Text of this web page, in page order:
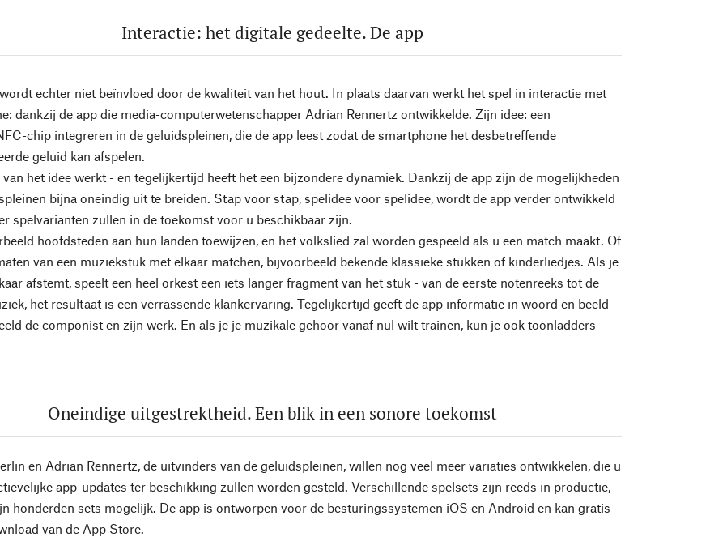
Interactie: het digitale gedeelte. De app
echter niet beïnvloed door de kwaliteit van het hout. In plaats daarvan werkt het spel in interactie met
dankzij de app die media-computerwetenschapper Adrian Rennertz ontwikkelde. Zijn idee: een
chip integreren in de geluidspleinen, die de app leest zodat de smartphone het desbetreffende
geluid kan afspelen.
het idee werkt - en tegelijkertijd heeft het een bijzondere dynamiek. Dankzij de app zijn de mogelijkheden
bijna oneindig uit te breiden. Stap voor stap, spelidee voor spelidee, wordt de app verder ontwikkeld
spelvarianten zullen in de toekomst voor u beschikbaar zijn.
hoofdsteden aan hun landen toewijzen, en het volkslied zal worden gespeeld als u een match maakt. Of
van een muziekstuk met elkaar matchen, bijvoorbeeld bekende klassieke stukken of kinderliedjes. Als je
afstemt, speelt een heel orkest een iets langer fragment van het stuk - van de eerste notenreeks tot de
het resultaat is een verrassende klankervaring. Tegelijkertijd geeft de app informatie in woord en beeld
de componist en zijn werk. En als je je muzikale gehoor vanaf nul wilt trainen, kun je ook toonladders
Oneindige uitgestrektheid. Een blik in een sonore toekomst
en Adrian Rennertz, de uitvinders van de geluidspleinen, willen nog veel meer variaties ontwikkelen, die u
app-updates ter beschikking zullen worden gesteld. Verschillende spelsets zijn reeds in productie,
honderden sets mogelijk. De app is ontworpen voor de besturingssystemen iOS en Android en kan gratis
van de App Store.